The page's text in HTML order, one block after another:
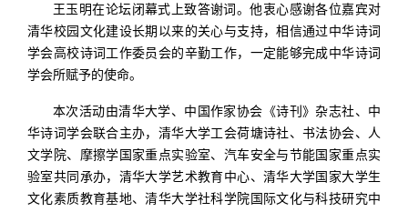
王玉明在论坛闭幕式上致答谢词。他衷心感谢各位嘉宾对
清华校园文化建设长期以来的关心与支持，相信通过中华诗词
学会高校诗词工作委员会的辛勤工作，一定能够完成中华诗词
学会所赋予的使命。
本次活动由清华大学、中国作家协会《诗刊》杂志社、中
华诗词学会联合主办，清华大学工会荷塘诗社、书法协会、人
文学院、摩擦学国家重点实验室、汽车安全与节能国家重点实
验室共同承办，清华大学艺术教育中心、清华大学国家大学生
文化素质教育基地、清华大学社科学院国际文化与科技研究中